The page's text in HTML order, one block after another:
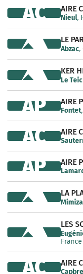
AIRE
Nieul,
AC
LE
Abzac,
KER
Le
AIRE
Fontet
AP
AIRE
AC
AIRE
AP
LA
LES
France
AIRE
AC